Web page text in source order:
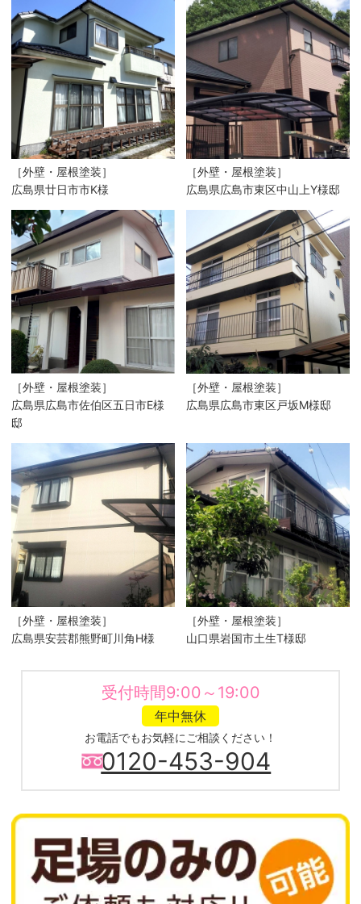
［外壁・屋根塗装］
広島県廿日市市K様
［外壁・屋根塗装］
広島県広島市東区中山上Y様邸
［外壁・屋根塗装］
広島県広島市佐伯区五日市E様
邸
［外壁・屋根塗装］
広島県広島市東区戸坂M様邸
［外壁・屋根塗装］
広島県安芸郡熊野町川角H様
［外壁・屋根塗装］
山口県岩国市土生T様邸
受付時間9:00～19:00
年中無休
お電話でもお気軽にご相談ください！
0120-453-904